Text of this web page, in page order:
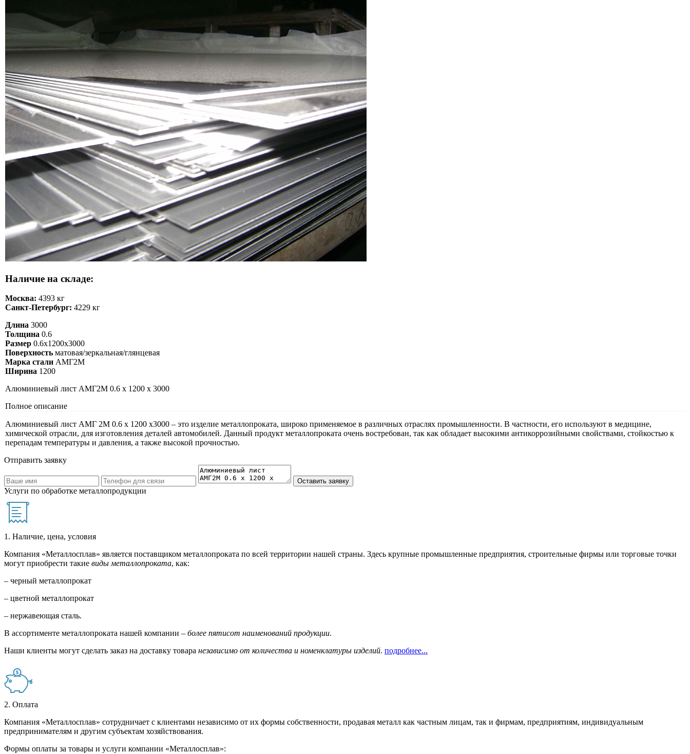
Наличие на складе:
Москва: 4393 кг
Санкт-Петербург: 4229 кг
Длина 3000
Толщина 0.6
Размер 0.6х1200х3000
Поверхность матовая/зеркальная/глянцевая
Марка стали АМГ2М
Ширина 1200
Алюминиевый лист АМГ2М 0.6 х 1200 х 3000
Полное описание
Алюминиевый лист АМГ 2М 0.6 х 1200 х3000 – это изделие металлопроката, широко применяемое в различных отраслях промышленности. В частности, его используют в медицине,
химической отрасли, для изготовления деталей автомобилей. Данный продукт металлопроката очень востребован, так как обладает высокими антикоррозийными свойствами, стойкостью к
перепадам температуры и давления, а также высокой прочностью.
Отправить заявку
Услуги по обработке металлопродукции
1. Наличие, цена, условия
Компания «Металлосплав» является поставщиком металлопроката по всей территории нашей страны. Здесь крупные промышленные предприятия, строительные фирмы или торговые точки
могут приобрести такие виды металлопроката, как:
– черный металлопрокат
– цветной металлопрокат
– нержавеющая сталь.
В ассортименте металлопроката нашей компании – более пятисот наименований продукции.
Наши клиенты могут сделать заказ на доставку товара независимо от количества и номенклатуры изделий. подробнее...
2. Оплата
Компания «Металлосплав» сотрудничает с клиентами независимо от их формы собственности, продавая металл как частным лицам, так и фирмам, предприятиям, индивидуальным
предпринимателям и другим субъектам хозяйствования.
Формы оплаты за товары и услуги компании «Металлосплав»: